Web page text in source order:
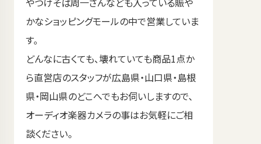
かなショッピングモールの中で営業していま
す。
どんなに古くても、壊れていても商品1点か
ら直営店のスタッフが広島県・山口県・島根
県・岡山県のどこへでもお伺いしますので、
オーディオ楽器カメラの事はお気軽にご相
談ください。